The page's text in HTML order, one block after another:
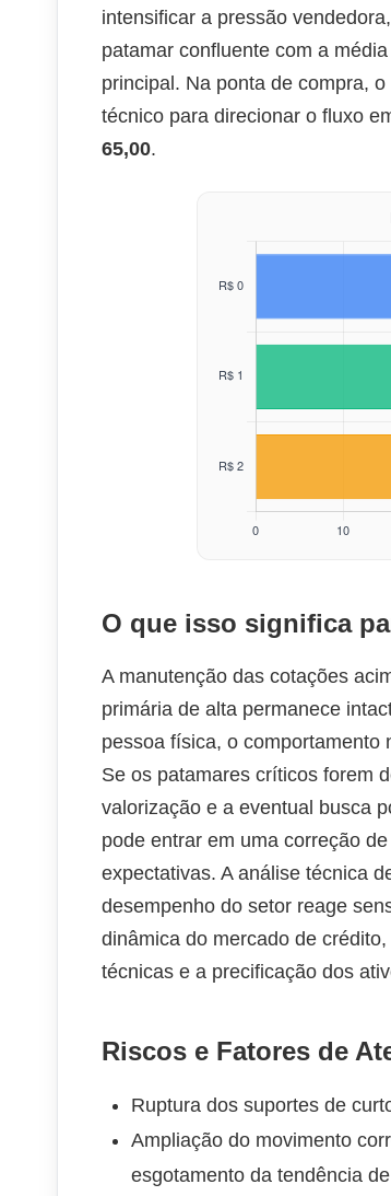
intensificar a pressão
patamar confluente com a
principal. Na ponta de compra,
técnico para direcionar o fluxo
65,00.
O que isso significa
A manutenção das cotações
primária de alta permanece
pessoa física, o comportamento
Se os patamares críticos forem
valorização e a eventual busca
pode entrar em uma correção
expectativas. A análise técnica
desempenho do setor reage
dinâmica do mercado de
técnicas e a precificação dos
Riscos e Fatores de
Ruptura dos suportes de
Ampliação do movimento
esgotamento da tendência